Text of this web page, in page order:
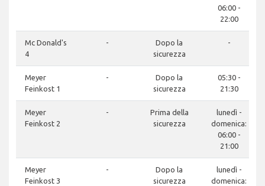
06:00 -
22:00
Mc Donald's
4
-
Dopo la
sicurezza
-
Meyer
Feinkost 1
-
Dopo la
sicurezza
05:30 -
21:30
Meyer
Feinkost 2
-
Prima della
sicurezza
lunedì -
domenica:
06:00 -
21:00
Meyer
Feinkost 3
-
Dopo la
sicurezza
lunedì -
domenica: